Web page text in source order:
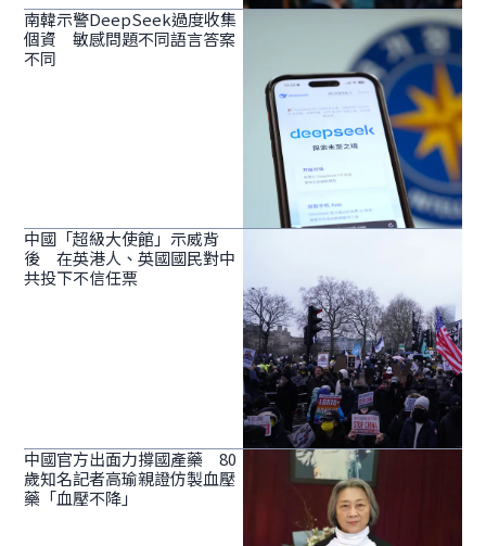
南韓示警DeepSeek過度收集
個資 敏感問題不同語言答案
不同
中國「超級大使館」示威背
後 在英港人、英國國民對中
共投下不信任票
中國官方出面力撐國產藥 80
歲知名記者高瑜親證仿製血壓
藥「血壓不降」